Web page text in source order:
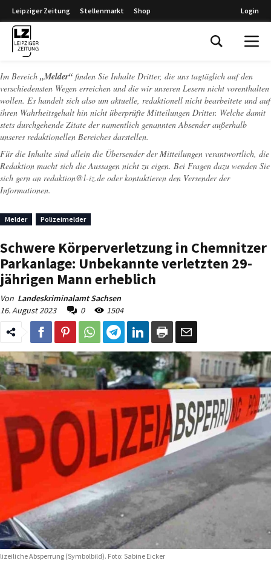
Leipziger Zeitung Stellenmarkt Shop Login
Im Bereich „Melder“ finden Sie Inhalte Dritter, die uns tagtäglich auf den
verschiedensten Wegen erreichen und die wir unseren Lesern nicht vorenthalten
wollen. Es handelt sich also um aktuelle, redaktionell nicht bearbeitete und auf
ihren Wahrheitsgehalt hin nicht überprüfte Mitteilungen Dritter. Welche damit
stets durchgehende Zitate der namentlich genannten Absender außerhalb
unseres redaktionellen Bereiches darstellen.
Für die Inhalte sind allein die Übersender der Mitteilungen verantwortlich, die
Redaktion macht sich die Aussagen nicht zu eigen. Bei Fragen dazu wenden Sie
sich gern an redaktion@l-iz.de oder kontaktieren den Versender der
Informationen.
Melder Polizeimelder
Schwere Körperverletzung in Chemnitzer
Parkanlage: Unbekannte verletzten 29-
jährigen Mann erheblich
Von Landeskriminalamt Sachsen
16. August 2023
0 1504
Absperrung (Symbolbild). Foto: Sabine Eicker